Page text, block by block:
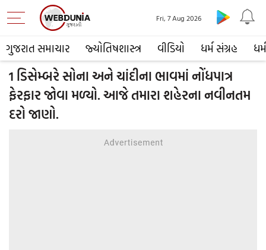
ગુજરાત સમાચાર જ્યોતિષશાસ્ત્ર વીડિયો ધર્મ સંગ્રહ ધર્મ
Fri, 7 Aug 2026
1 ડિસેમ્બરે સોના અને ચાંદીના ભાવમાં નોંધપાત્ર
ફેરફાર જોવા મળ્યો. આજે તમારા શહેરના નવીનતમ
દરો જાણો.